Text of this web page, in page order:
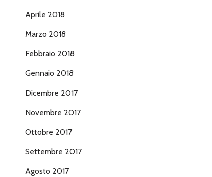
Aprile 2018
Marzo 2018
Febbraio 2018
Gennaio 2018
Dicembre 2017
Novembre 2017
Ottobre 2017
Settembre 2017
Agosto 2017